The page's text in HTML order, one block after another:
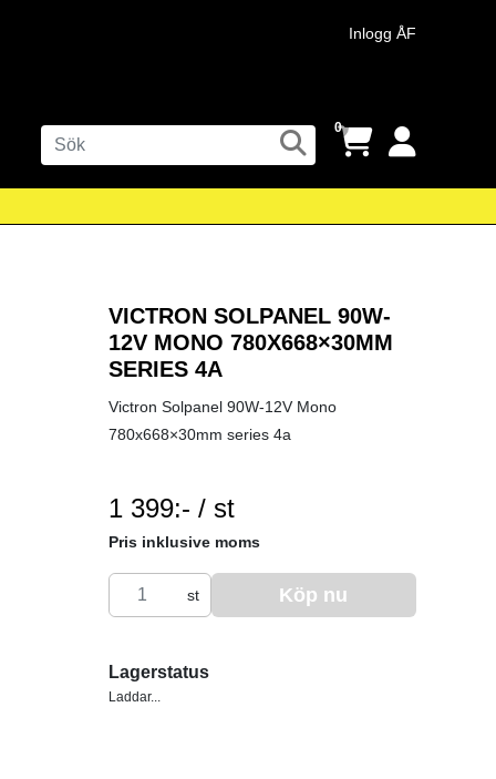
Inlogg ÅF
0
VICTRON SOLPANEL 90W-
12V MONO 780X668×30MM
SERIES 4A
Victron Solpanel 90W-12V Mono
780x668×30mm series 4a
1 399:- / st
SEK per ST
Pris inklusive moms
st Köp nu
Lagerstatus
Laddar...